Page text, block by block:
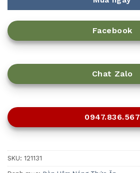
Facebook
Chat Zalo
0947.836.567
SKU: 121131